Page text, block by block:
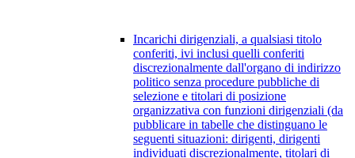
Incarichi dirigenziali, a qualsiasi titolo
conferiti, ivi inclusi quelli conferiti
discrezionalmente dall'organo di indirizzo
politico senza procedure pubbliche di
selezione e titolari di posizione
organizzativa con funzioni dirigenziali (da
pubblicare in tabelle che distinguano le
seguenti situazioni: dirigenti, dirigenti
individuati discrezionalmente, titolari di